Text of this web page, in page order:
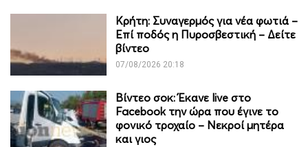
Κρήτη: Συναγερμός για νέα φωτιά –
Επί ποδός η Πυροσβεστική – Δείτε
βίντεο
07/08/2026 20:18
Βίντεο σοκ: Έκανε live στο
Facebook την ώρα που έγινε το
φονικό τροχαίο – Νεκροί μητέρα
και γιος